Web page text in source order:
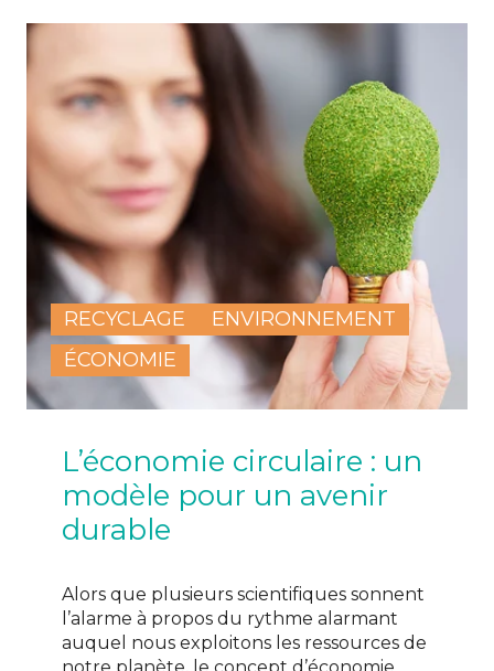
L’économie circulaire : un
modèle pour un avenir
durable
Alors que plusieurs scientifiques sonnent
l’alarme à propos du rythme alarmant
auquel nous exploitons les ressources de
RECYCLAGE
ENVIRONNEMENT
ÉCONOMIE